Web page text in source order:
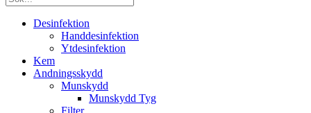
Desinfektion
Handdesinfektion
Ytdesinfektion
Kem
Andningsskydd
Munskydd
Munskydd Tyg